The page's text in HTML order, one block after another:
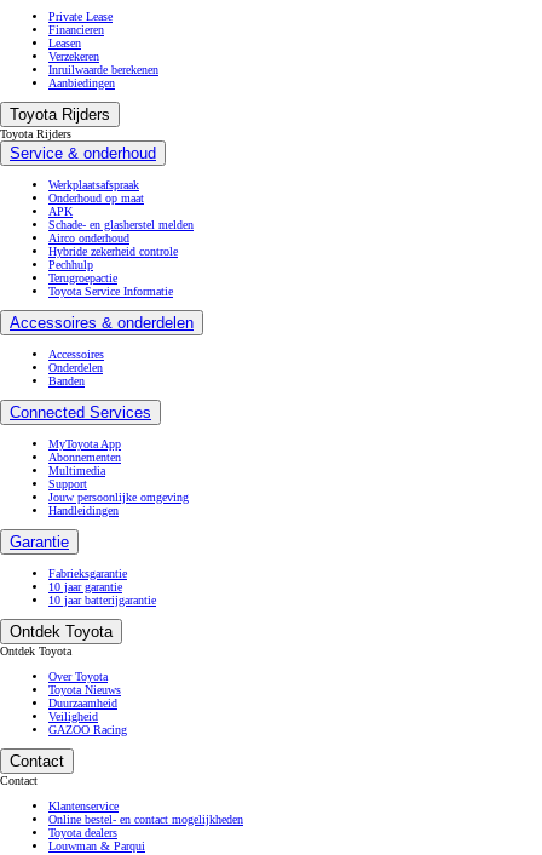
Private Lease
Financieren
Leasen
Verzekeren
Inruilwaarde berekenen
Aanbiedingen
Toyota Rijders
Toyota Rijders
Service & onderhoud
Werkplaatsafspraak
Onderhoud op maat
APK
Schade- en glasherstel melden
Airco onderhoud
Hybride zekerheid controle
Pechhulp
Terugroepactie
Toyota Service Informatie
Accessoires & onderdelen
Accessoires
Onderdelen
Banden
Connected Services
MyToyota App
Abonnementen
Multimedia
Support
Jouw persoonlijke omgeving
Handleidingen
Garantie
Fabrieksgarantie
10 jaar garantie
10 jaar batterijgarantie
Ontdek Toyota
Ontdek Toyota
Over Toyota
Toyota Nieuws
Duurzaamheid
Veiligheid
GAZOO Racing
Contact
Contact
Klantenservice
Online bestel- en contact mogelijkheden
Toyota dealers
Louwman & Parqui